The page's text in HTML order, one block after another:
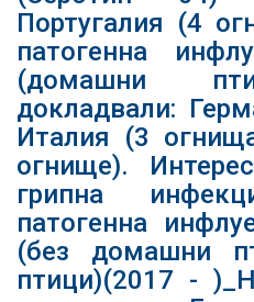
Португалия (4
патогенна
(домашни
докладвали:
Италия (3
огнище).
грипна
патогенна
(без домашни
птици)(2017 -